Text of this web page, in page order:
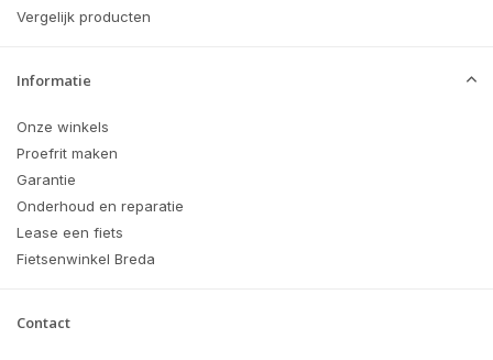
Vergelijk producten
Informatie
Onze winkels
Proefrit maken
Garantie
Onderhoud en reparatie
Lease een fiets
Fietsenwinkel Breda
Contact